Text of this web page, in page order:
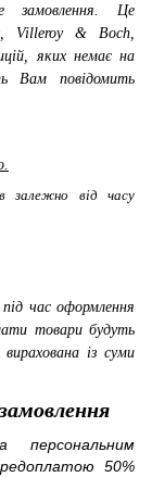
замовлення. Це
Villeroy & Boch,
яких немає на
Вам повідомить
залежно від часу
час оформлення
товари будуть
вирахована із суми
50%